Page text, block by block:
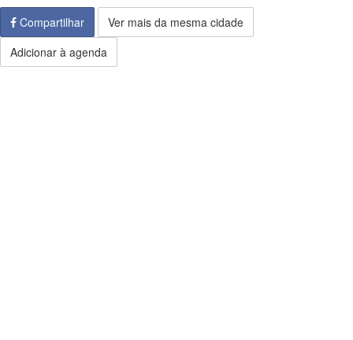
Compartilhar
Ver mais da mesma cidade
Adicionar à agenda